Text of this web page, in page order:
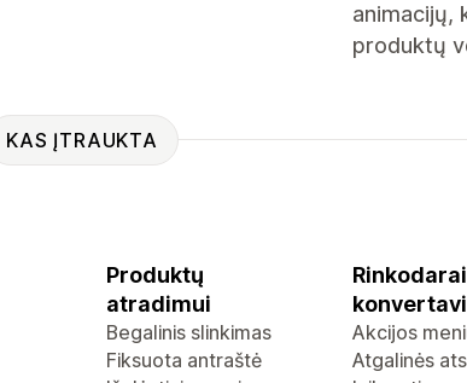
animacijų,
produktų
KAS ĮTRAUKTA
Produktų
atradimui
Begalinis slinkimas
Fiksuota antraštė
Akcijos
Atgalinės